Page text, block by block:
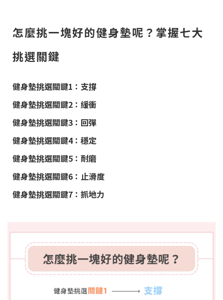
怎麼挑一塊好的健身墊呢？掌握七大
挑選關鍵
健身墊挑選關鍵1：支撐
健身墊挑選關鍵2：緩衝
健身墊挑選關鍵3：回彈
健身墊挑選關鍵4：穩定
健身墊挑選關鍵5：耐磨
健身墊挑選關鍵6：止滑度
健身墊挑選關鍵7：抓地力